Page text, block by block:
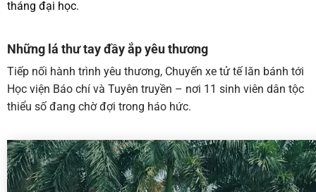
tháng đại học.
Những lá thư tay đầy ắp yêu thương
Tiếp nối hành trình yêu thương, Chuyến xe tử tế lăn bánh tới
Học viện Báo chí và Tuyên truyền – nơi 11 sinh viên dân tộc
thiểu số đang chờ đợi trong háo hức.